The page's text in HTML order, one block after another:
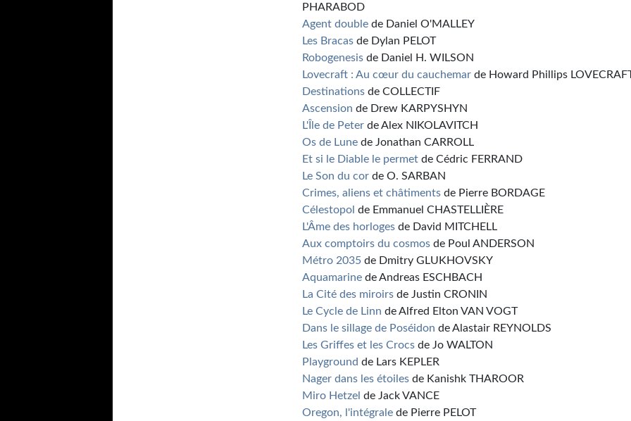
PHARABOD
Agent double de Daniel O'MALLEY
Les Bracas de Dylan PELOT
Robogenesis de Daniel H. WILSON
Lovecraft : Au cœur du cauchemar de Howard Phillips
Destinations de COLLECTIF
Ascension de Drew KARPYSHYN
L'Île de Peter de Alex NIKOLAVITCH
Os de Lune de Jonathan CARROLL
Et si le Diable le permet de Cédric FERRAND
Le Son du cor de O. SARBAN
Crimes, aliens et châtiments de Pierre BORDAGE
Célestopol de Emmanuel CHASTELLIÈRE
L'Âme des horloges de David MITCHELL
Aux comptoirs du cosmos de Poul ANDERSON
Métro 2035 de Dmitry GLUKHOVSKY
Aquamarine de Andreas ESCHBACH
La Cité des miroirs de Justin CRONIN
Le Cycle de Linn de Alfred Elton VAN VOGT
Dans le sillage de Poséidon de Alastair REYNOLDS
Les Griffes et les Crocs de Jo WALTON
Playground de Lars KEPLER
Nager dans les étoiles de Kanishk THAROOR
Miro Hetzel de Jack VANCE
Oregon, l'intégrale de Pierre PELOT